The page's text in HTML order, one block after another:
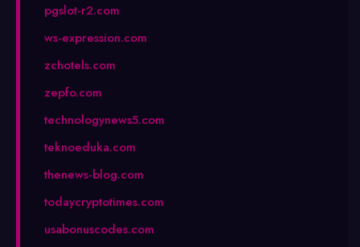
pgslot-r2.com
ws-expression.com
zchotels.com
zepfo.com
technologynews5.com
teknoeduka.com
thenews-blog.com
todaycryptotimes.com
usabonuscodes.com